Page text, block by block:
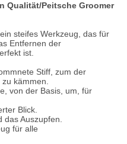
Qualität/Peitsche Groomer
steifes Werkzeug, das für
Entfernen der
ist.
Stiff, zum der
kämmen.
von der Basis, um, für
Blick.
das Auszupfen.
für alle